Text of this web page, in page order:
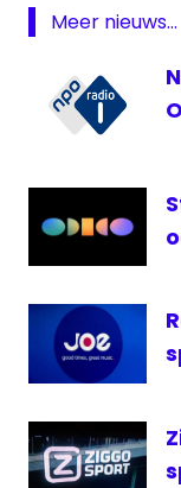
Fox
NPO
Radio
Rijnmond
RTL
Meer nieuws...